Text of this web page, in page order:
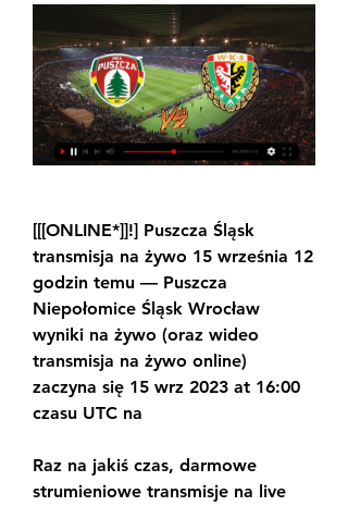
[[[ONLINE*]]!] Puszcza Śląsk
transmisja na żywo 15 września 12
godzin temu — Puszcza
Niepołomice Śląsk Wrocław
wyniki na żywo (oraz wideo
transmisja na żywo online)
zaczyna się 15 wrz 2023 at 16:00
czasu UTC na
Raz na jakiś czas, darmowe
strumieniowe transmisje na live